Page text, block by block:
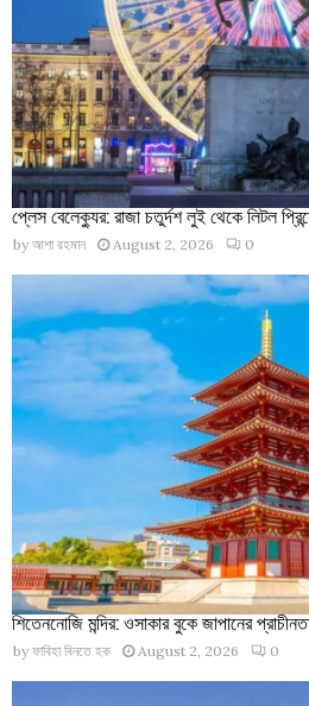
প্লেস বেলেক্যুর: রাজা চতুর্দশ লুই থেকে লিটল
by আশা রহমান August 2, 2026 0
শিতেননোজি মন্দির: ওসাকার বুকে জাপানের
by ফাবিহা বিনতে হক August 2, 2026 0